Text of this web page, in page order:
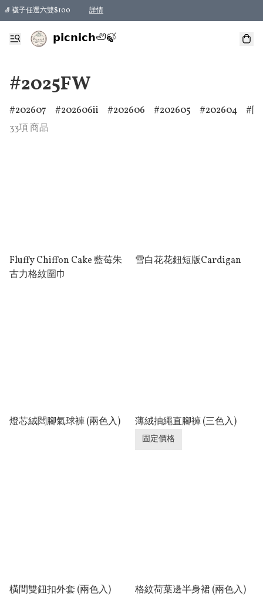
🧦 襪子任選六雙$100 詳情
𝗽𝗶𝗰𝗻𝗶𝗰𝗵🦥🍃
#2025FW
202607 202606ii 202606 202605 202604
33項 商品
Fluffy Chiffon Cake 藍莓朱
古力格紋圍巾
雪白花花鈕短版Cardigan
燈芯絨闊腳氣球褲 (兩色入) 薄絨抽繩直腳褲 (三色入)
固定價格
橫間雙鈕扣外套 (兩色入) 格紋荷葉邊半身裙 (兩色入)